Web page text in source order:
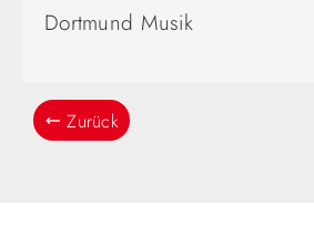
Dortmund Musik
Zurück